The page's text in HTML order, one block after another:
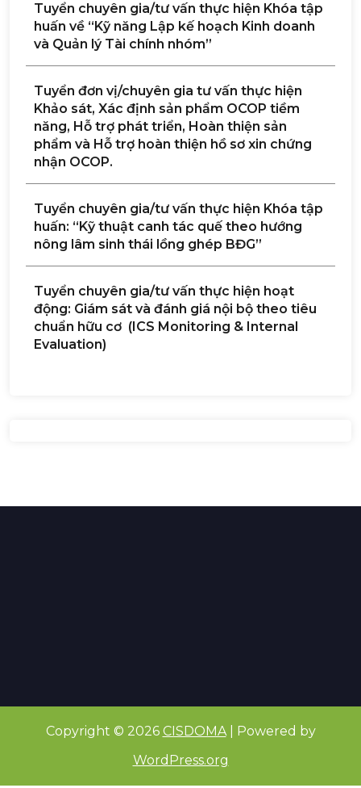
Tuyển chuyên gia/tư vấn thực hiện Khóa tập
huấn về “Kỹ năng Lập kế hoạch Kinh doanh
và Quản lý Tài chính nhóm”
Tuyển đơn vị/chuyên gia tư vấn thực hiện
Khảo sát, Xác định sản phẩm OCOP tiềm
năng, Hỗ trợ phát triển, Hoàn thiện sản
phẩm và Hỗ trợ hoàn thiện hồ sơ xin chứng
nhận OCOP.
Tuyển chuyên gia/tư vấn thực hiện Khóa tập
huấn: “Kỹ thuật canh tác quế theo hướng
nông lâm sinh thái lồng ghép BĐG”
Tuyển chuyên gia/tư vấn thực hiện hoạt
động: Giám sát và đánh giá nội bộ theo tiêu
chuẩn hữu cơ (ICS Monitoring & Internal
Evaluation)
Copyright © 2026 CISDOMA| Powered by
WordPress.org